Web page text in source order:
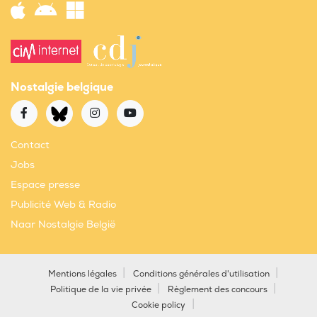
Nostalgie belgique
Contact
Jobs
Espace presse
Publicité Web & Radio
Naar Nostalgie België
Mentions légales
Conditions générales d'utilisation
Politique de la vie privée
Règlement des concours
Cookie policy